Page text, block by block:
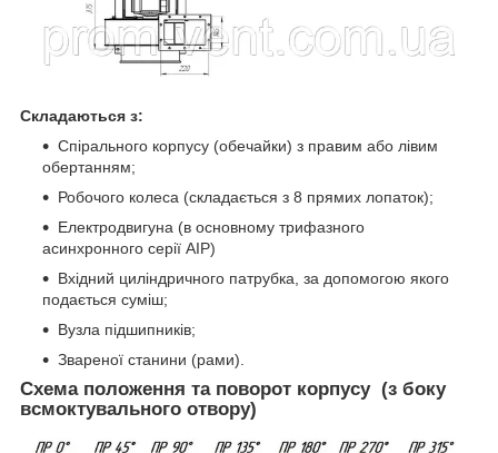
Складаються з:
Спірального корпусу (обечайки) з правим або лівим
обертанням;
Робочого колеса (складається з 8 прямих лопаток);
Електродвигуна (в основному трифазного
асинхронного серії АІР)
Вхідний циліндричного патрубка, за допомогою якого
подається суміш;
Вузла підшипників;
Звареної станини (рами).
Схема положення та поворот корпусу (з боку
всмоктувального отвору)